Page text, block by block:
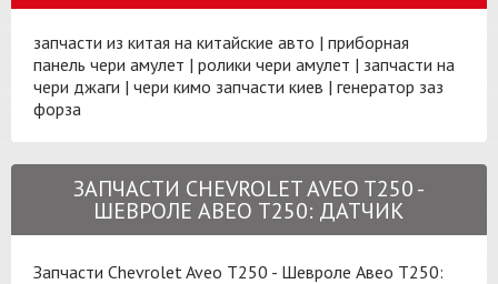
запчасти из китая на китайские авто | приборная
панель чери амулет | ролики чери амулет | запчасти на
чери джаги | чери кимо запчасти киев | генератор заз
форза
ЗАПЧАСТИ CHEVROLET AVEO T250 -
ШЕВРОЛЕ АВЕО Т250: ДАТЧИК
Запчасти Chevrolet Aveo T250 - Шевроле Авео Т250: